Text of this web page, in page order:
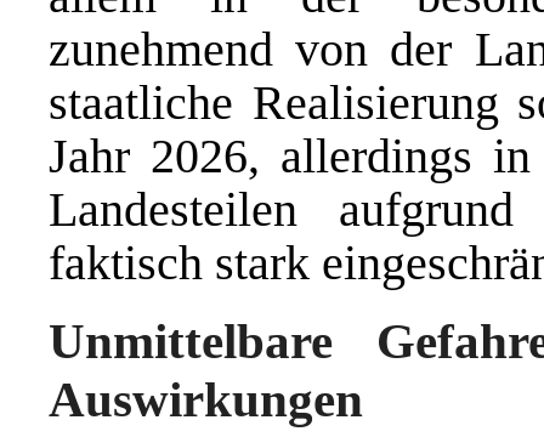
zunehmend von der
staatliche Realisierung
Jahr 2026, allerdings
Landesteilen
faktisch stark
Unmittelbare
Auswirkungen